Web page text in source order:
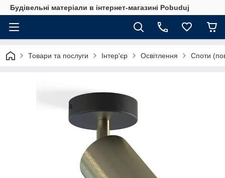
Будівельні матеріали в інтернет-магазині Pobuduj
Товари та послуги Інтер'єр Освітлення Споти